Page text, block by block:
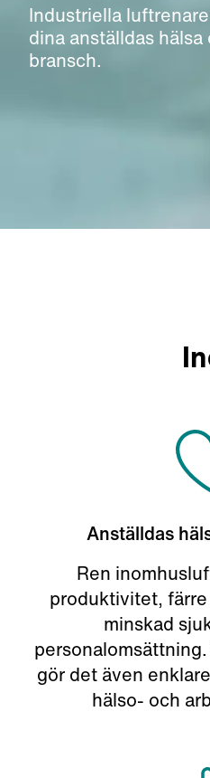
Industriella
dina anställdas
bransch.
Anställdas
Ren
produktivitet,
minskad
gör det även
hälso- och